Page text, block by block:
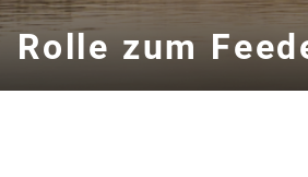
Rolle zum